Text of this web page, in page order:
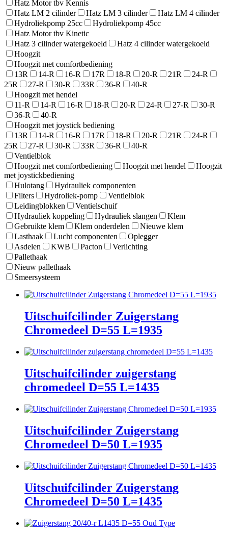
Hatz Motor tbv Kennis
Hatz LM 2 cilinder
Hatz LM 3 cilinder
Hatz LM 4 cilinder
Hydroliekpomp 25cc
Hydroliekpomp 45cc
Hatz Motor tbv Kinetic
Hatz 3 cilinder watergekoeld
Hatz 4 cilinder watergekoeld
Hoogzit
Hoogzit met comfortbediening
13R
14-R 16-R 17R 18-R 20-R 21R
24-R
25R
27-R 30-R 33R 36-R
40-R
Hoogzit met hendel
11-R
14-R 16-R 18-R 20-R 24-R 27-R
30-R
36-R
40-R
Hoogzit met joystick bediening
13R
14-R 16-R 17R 18-R 20-R 21R
24-R
25R
27-R 30-R 33R 36-R
40-R
Ventielblok
Hoogzit met comfortbediening
Hoogzit met hendel
Hoogzit
met joystickbediening
Hulotang
Hydrauliek componenten
Filters
Hydroliek-pomp
Ventielblok
Leidingblokken
Ventielschuif
Hydrauliek koppeling
Hydrauliek slangen
Klem
Gebruikte klem
Klem onderdelen
Nieuwe klem
Lasthaak
Lucht componenten
Oplegger
Asdelen
KWB Pacton
Verlichting
Pallethaak
Nieuw pallethaak
Smeersysteem
Uitschuifcilinder Zuigerstang
Chromedeel D=55 L=1935
Uitschuifcilinder zuigerstang
chromedeel D=55 L=1435
Uitschuifcilinder Zuigerstang
Chromedeel D=50 L=1935
Uitschuifcilinder Zuigerstang
Chromedeel D=50 L=1435